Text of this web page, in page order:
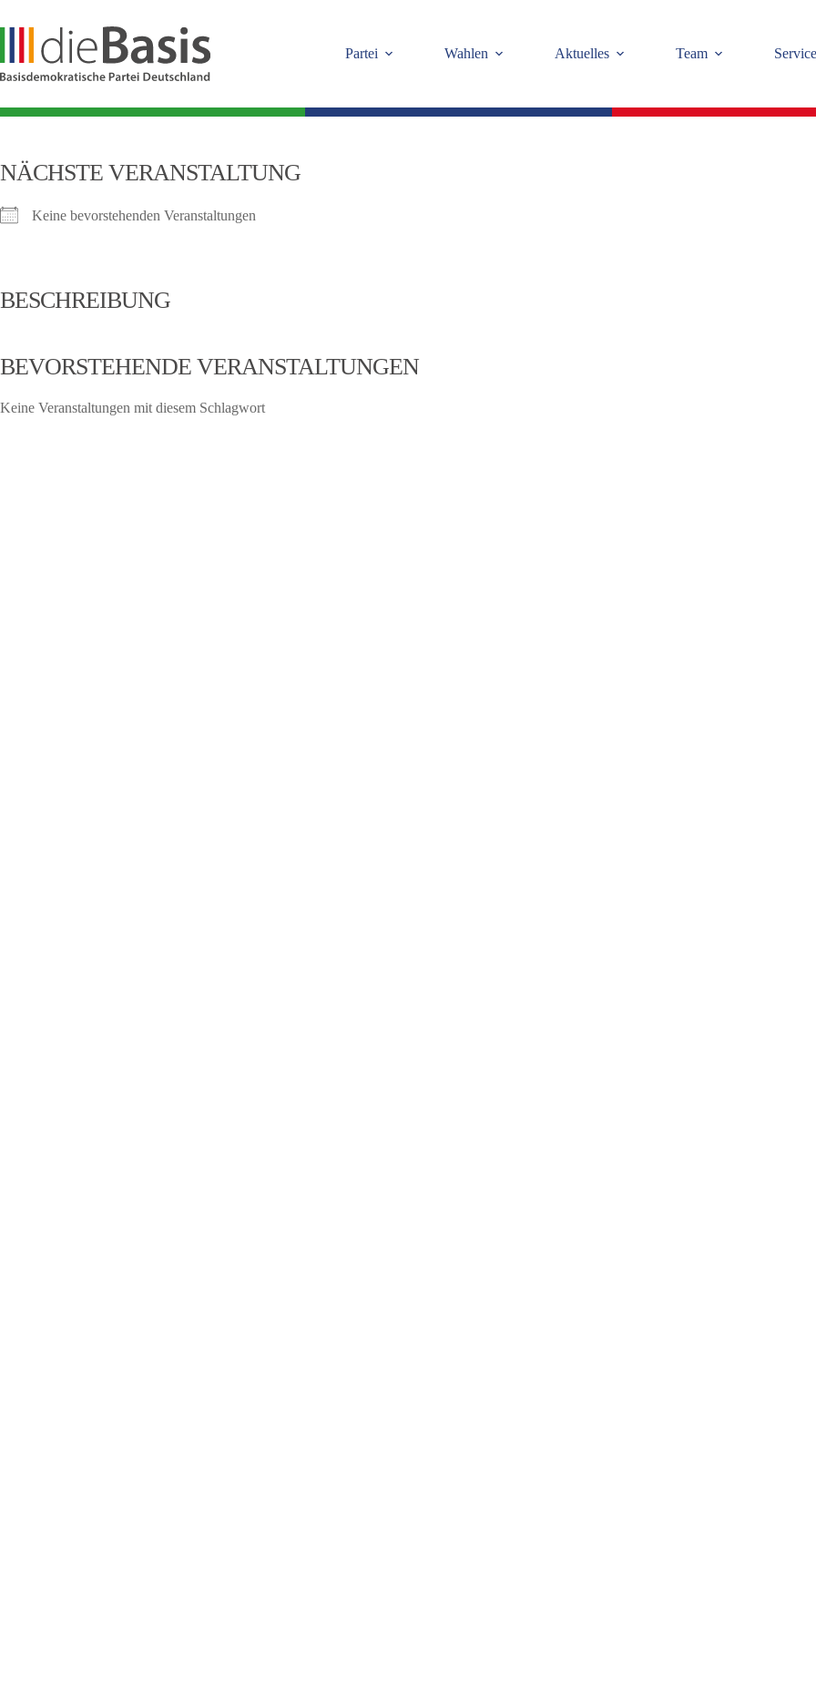
springen
Partei
Wahlen Aktuelles Team Service
NÄCHSTE VERANSTALTUNG
Keine bevorstehenden Veranstaltungen
BESCHREIBUNG
BEVORSTEHENDE VERANSTALTUNGEN
Keine Veranstaltungen mit diesem Schlagwort